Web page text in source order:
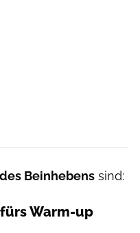
Beinhebens sind:
Warm-up